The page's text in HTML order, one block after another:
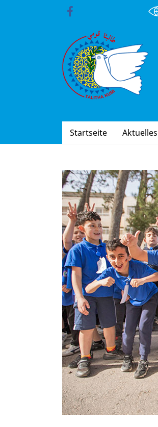
Startseite Aktuelles